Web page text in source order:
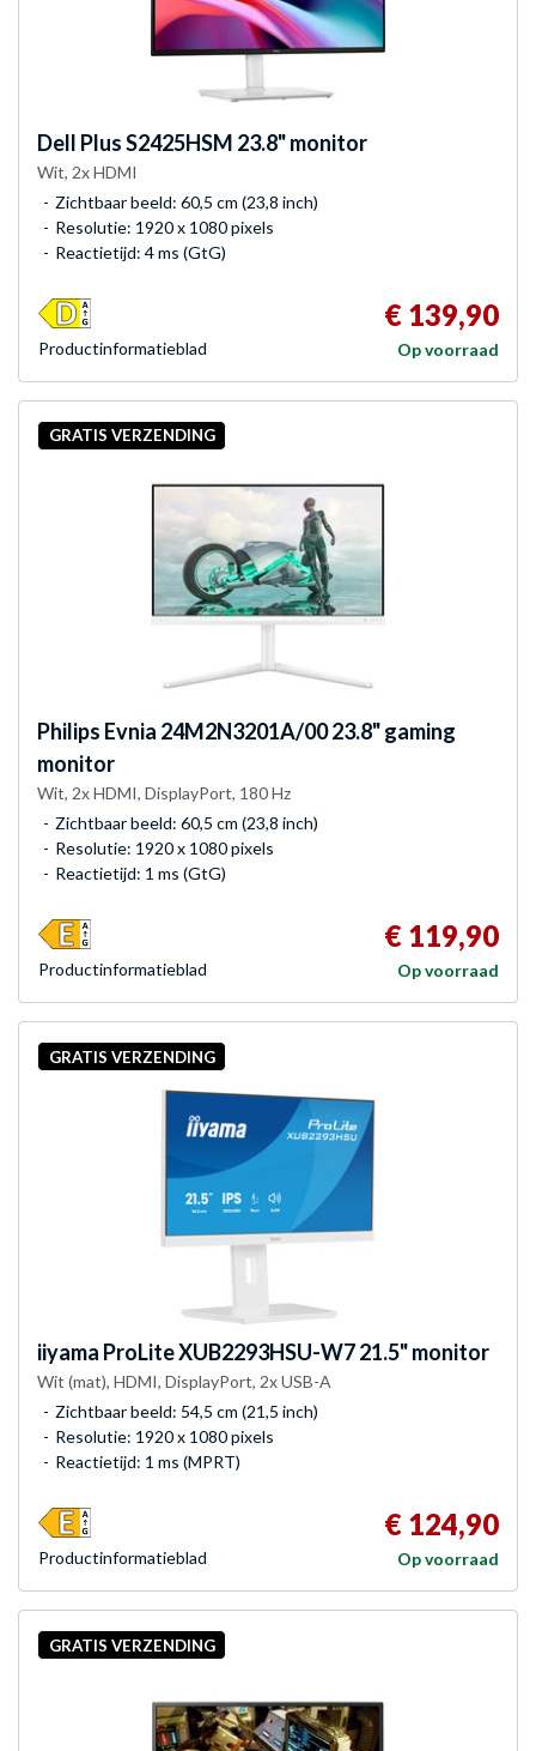
Dell Plus S2425HSM 23.8" monitor
Wit, 2x HDMI
Zichtbaar beeld: 60,5 cm (23,8 inch)
Resolutie: 1920 x 1080 pixels
Reactietijd: 4 ms (GtG)
€ 139,90
Op voorraad
Product­informatieblad
GRATIS VERZENDING
Philips Evnia 24M2N3201A/00 23.8" gaming
monitor
Wit, 2x HDMI, DisplayPort, 180 Hz
Zichtbaar beeld: 60,5 cm (23,8 inch)
Resolutie: 1920 x 1080 pixels
Reactietijd: 1 ms (GtG)
€ 119,90
Op voorraad
Product­informatieblad
GRATIS VERZENDING
iiyama ProLite XUB2293HSU-W7 21.5" monitor
Wit (mat), HDMI, DisplayPort, 2x USB-A
Zichtbaar beeld: 54,5 cm (21,5 inch)
Resolutie: 1920 x 1080 pixels
Reactietijd: 1 ms (MPRT)
€ 124,90
Op voorraad
Product­informatieblad
GRATIS VERZENDING